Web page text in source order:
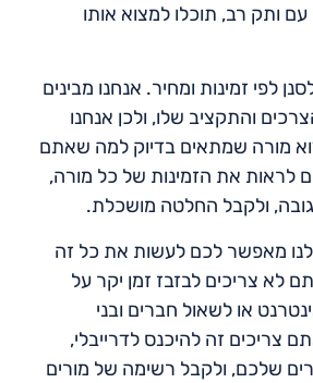
ותק רב, תוכלו למצוא אותו
לפי זמינות ומחיר. אנחנו מבינים
והתקציב שלו, ולכן אנחנו
מורה שמתאים בדיוק למה שאתם
לראות את הזמינות של כל מורה,
ולקבל החלטה מושכלת.
מאפשר לכם לעשות את כל זה
לא צריכים לבזבז זמן יקר על
או לשאול חברים ובני
זה להיכנס לדרייבלי,
שלכם, ולקבל רשימה של מורים